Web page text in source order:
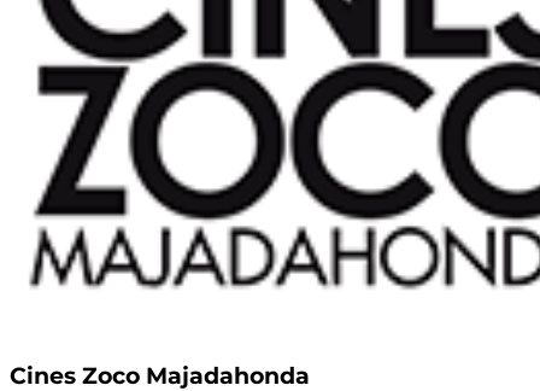
Cines Zoco Majadahonda